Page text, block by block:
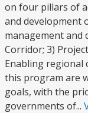
on four pillars of
and development
management and
Corridor; 3)
Enabling regional
this program are
goals, with the
governments of...